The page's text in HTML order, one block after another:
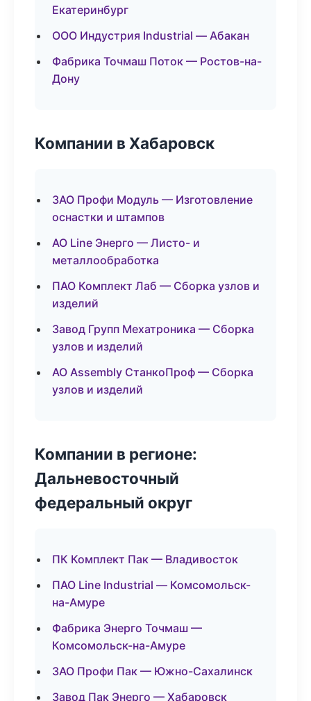
Екатеринбург
ООО Индустрия Industrial — Абакан
Фабрика Точмаш Поток — Ростов-на-
Дону
Компании в Хабаровск
ЗАО Профи Модуль — Изготовление
оснастки и штампов
АО Line Энерго — Листо- и
металлообработка
ПАО Комплект Лаб — Сборка узлов и
изделий
Завод Групп Мехатроника — Сборка
узлов и изделий
АО Assembly СтанкоПроф — Сборка
узлов и изделий
Компании в регионе:
Дальневосточный
федеральный округ
ПК Комплект Пак — Владивосток
ПАО Line Industrial — Комсомольск-
на-Амуре
Фабрика Энерго Точмаш —
Комсомольск-на-Амуре
ЗАО Профи Пак — Южно-Сахалинск
Завод Пак Энерго — Хабаровск